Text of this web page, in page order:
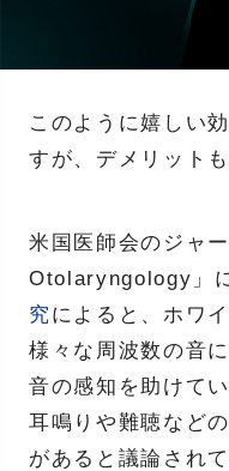
このように嬉しい
すが、デメリットも
米国医師会のジャ
Otolaryngology」
究によると、ホワ
様々な周波数の音
音の感知を助けて
耳鳴りや難聴など
があると議論されて